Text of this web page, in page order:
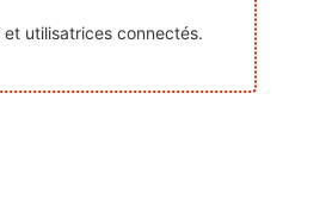
utilisatrices connectés.